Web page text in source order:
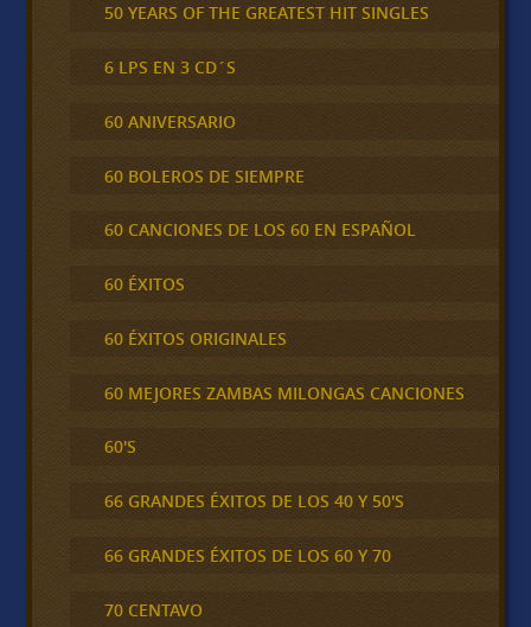
50 YEARS OF THE GREATEST HIT SINGLES
6 LPS EN 3 CD´S
60 ANIVERSARIO
60 BOLEROS DE SIEMPRE
60 CANCIONES DE LOS 60 EN ESPAÑOL
60 ÉXITOS
60 ÉXITOS ORIGINALES
60 MEJORES ZAMBAS MILONGAS CANCIONES
60'S
66 GRANDES ÉXITOS DE LOS 40 Y 50'S
66 GRANDES ÉXITOS DE LOS 60 Y 70
70 CENTAVO